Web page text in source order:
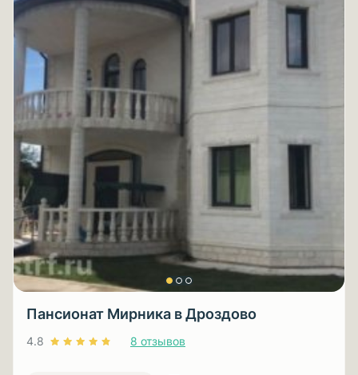
Пансионат Мирника в Дроздово
4.8 8 отзывов